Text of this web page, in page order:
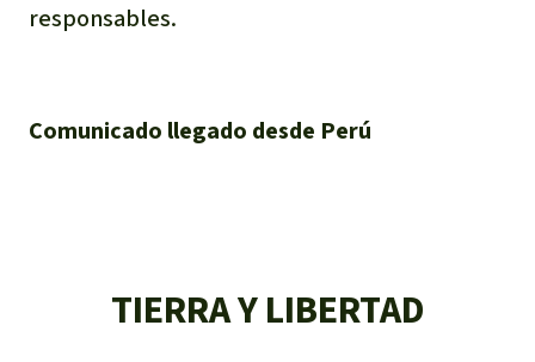
responsables.
Comunicado llegado desde Perú
TIERRA Y LIBERTAD